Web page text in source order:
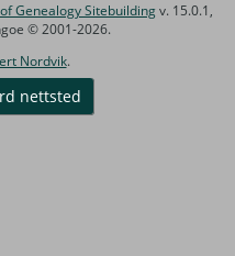
Genealogy Sitebuildingv. 15.0.1,
© 2001-2026.
Nordvik.
nettsted